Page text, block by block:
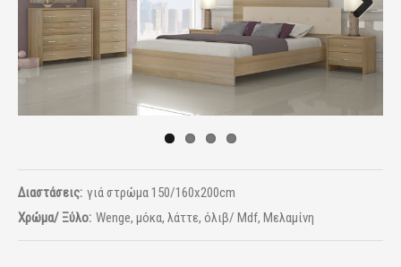
Next
Διαστάσεις: γιά στρώμα 150/160x200cm
Χρώμα/ Ξύλο: Wenge, μόκα, λάττε, όλιβ/ Mdf, Μελαμίνη